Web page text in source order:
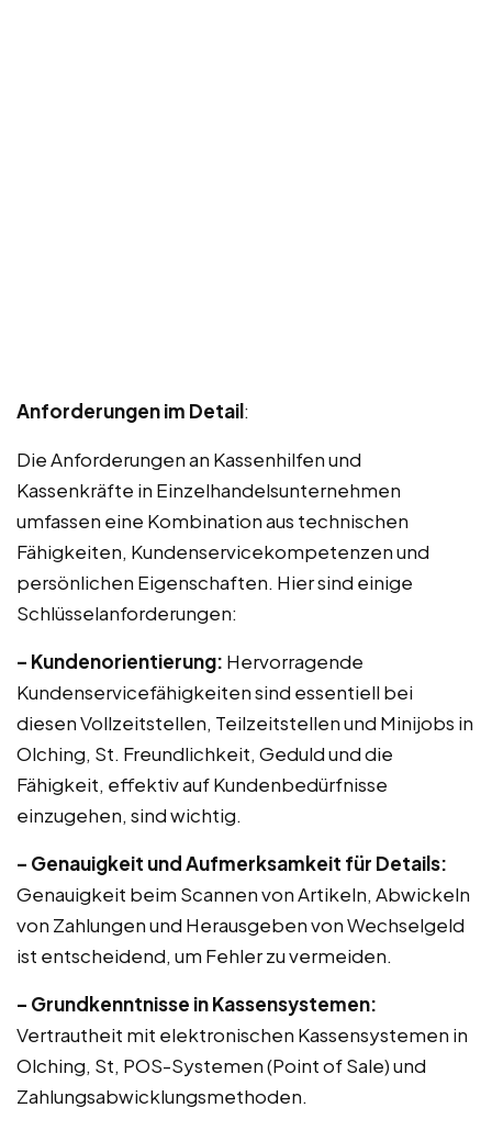
Anforderungen im Detail:
Die Anforderungen an Kassenhilfen und
Kassenkräfte in Einzelhandelsunternehmen
umfassen eine Kombination aus technischen
Fähigkeiten, Kundenservicekompetenzen und
persönlichen Eigenschaften. Hier sind einige
Schlüsselanforderungen:
– Kundenorientierung: Hervorragende
Kundenservicefähigkeiten sind essentiell bei
diesen Vollzeitstellen, Teilzeitstellen und Minijobs in
Olching, St. Freundlichkeit, Geduld und die
Fähigkeit, effektiv auf Kundenbedürfnisse
einzugehen, sind wichtig.
– Genauigkeit und Aufmerksamkeit für Details:
Genauigkeit beim Scannen von Artikeln, Abwickeln
von Zahlungen und Herausgeben von Wechselgeld
ist entscheidend, um Fehler zu vermeiden.
– Grundkenntnisse in Kassensystemen:
Vertrautheit mit elektronischen Kassensystemen in
Olching, St, POS-Systemen (Point of Sale) und
Zahlungsabwicklungsmethoden.